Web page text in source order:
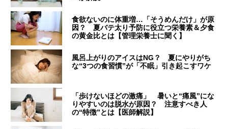
食欲ないのに体重増…「そうめんだけ」が原
因？ 夏バテ太り予防に役立つ栄養素＆夕食
の黄金比とは【管理栄養士に聞く】
風呂上がりのアイスはNG？ 夏にやりがち
な“3つの食習慣”が「不眠」引き起こすワケ
「歩けないほどの激痛」 暑いと“痛風”にな
りやすいのは脱水が原因？ 注意すべき人
の“特徴”とは【医師解説】